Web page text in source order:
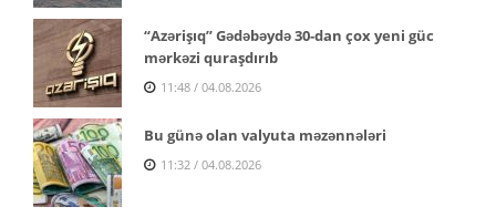
“Azərişıq” Gədəbəydə 30-dan çox yeni güc
mərkəzi quraşdırıb
11:48 / 04.08.2026
Bu günə olan valyuta məzənnələri
11:32 / 04.08.2026